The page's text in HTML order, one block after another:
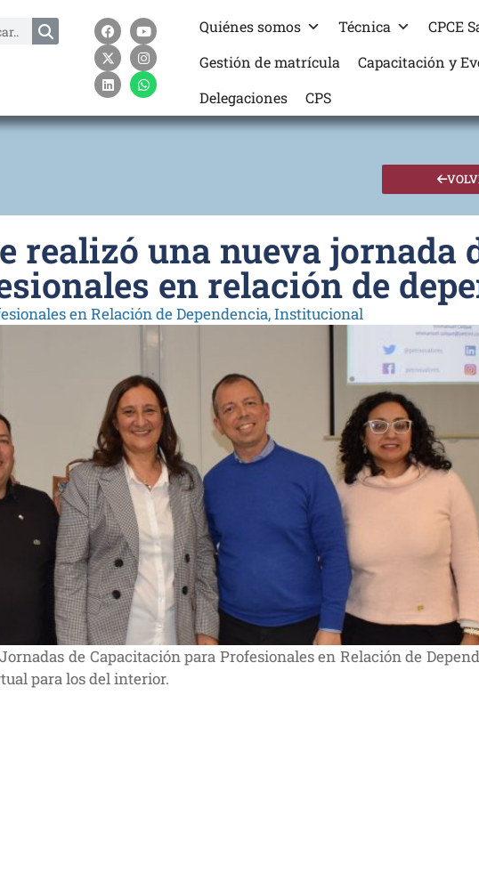
Quiénes somos Técnica CPCE
Gestión de matrícula
Capacitación y
Delegaciones
CPS
realizó una nueva jornada
en relación de
en Relación de Dependencia,Institucional
de Capacitación para Profesionales en Relación de
para los del interior.